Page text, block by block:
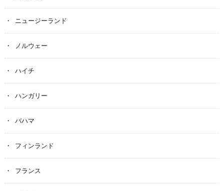
ニュージーランド
ノルウェー
ハイチ
ハンガリー
バハマ
フィンランド
フランス